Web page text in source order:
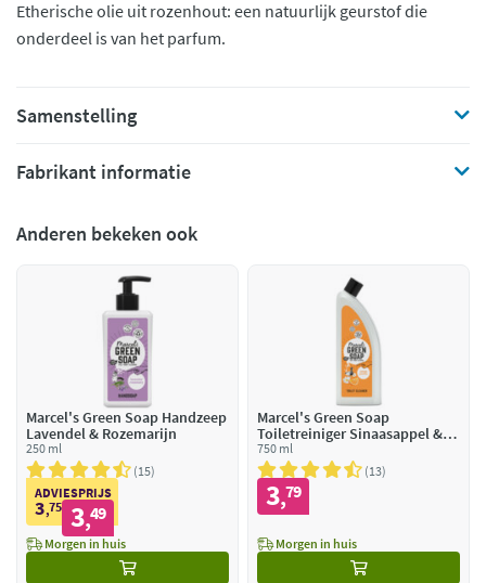
Etherische olie uit rozenhout: een natuurlijk geurstof die
onderdeel is van het parfum.
Samenstelling
Fabrikant informatie
Anderen bekeken ook
Marcel's Green Soap Handzeep
Lavendel & Rozemarijn
250 ml
15
ADVIESPRIJS
3,75 3,49
Morgen in huis
Marcel's Green Soap
Toiletreiniger Sinaasappel &
Jasmijn
750 ml
13
3,79
Morgen in huis